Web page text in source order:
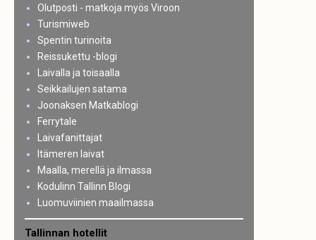
Olutposti - matkoja myös Viroon
Turismiweb
Spentin turinoita
Reissukettu -blogi
Laivalla ja toisaalla
Seikkailujen satama
Joonaksen Matkablogi
Ferrytale
Laivafanittajat
Itämeren laivat
Maalla, merellä ja ilmassa
Kodulinn Tallinn Blogi
Luomuviinien maailmassa
Tallinnan hotellit